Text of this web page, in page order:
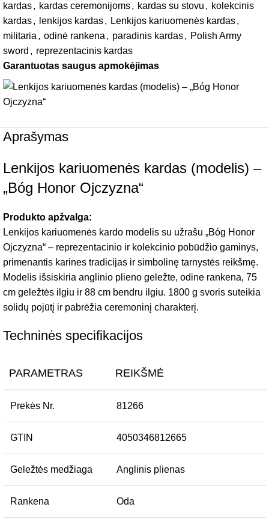
kardas, kardas ceremonijoms, kardas su stovu , kolekcinis
kardas, lenkijos kardas, Lenkijos kariuomenės kardas,
militaria , odinė rankena , paradinis kardas, Polish Army
sword , reprezentacinis kardas
Garantuotas saugus apmokėjimas
Aprašymas
Lenkijos kariuomenės kardas (modelis) –
„Bóg Honor Ojczyzna“
Produkto apžvalga:
Lenkijos kariuomenės kardo modelis su užrašu „Bóg Honor
Ojczyzna“ – reprezentacinio ir kolekcinio pobūdžio gaminys,
primenantis karines tradicijas ir simbolinę tarnystės reikšmę.
Modelis išsiskiria anglinio plieno geležte, odine rankena, 75
cm geležtės ilgiu ir 88 cm bendru ilgiu. 1800 g svoris suteikia
solidų pojūtį ir pabrėžia ceremoninį charakterį.
Techninės specifikacijos
PARAMETRAS REIKŠMĖ
Prekės Nr. 81266
GTIN 4050346812665
Geležtės medžiaga Anglinis plienas
Rankena Oda